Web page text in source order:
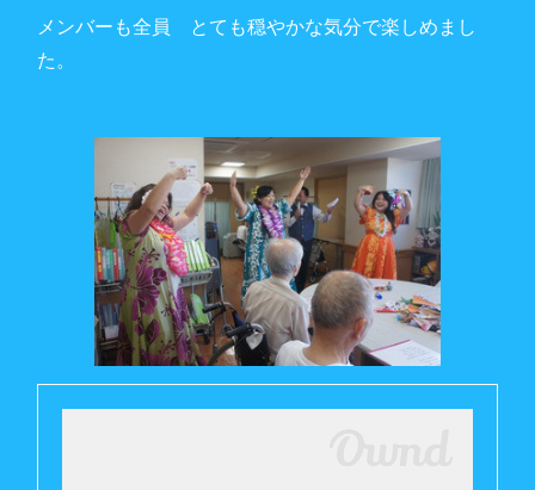
メンバーも全員 とても穏やかな気分で楽しめまし
た。